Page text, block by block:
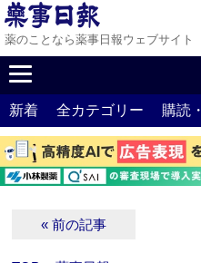
薬のことなら薬事日報ウェブサイト
新着 全カテゴリー 購読
« 前の記事